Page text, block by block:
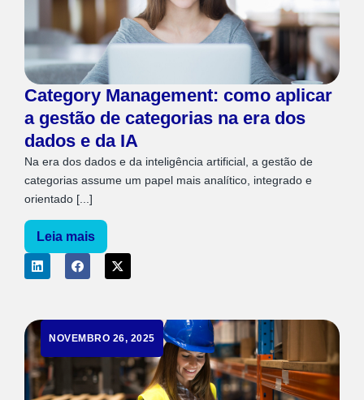
Category Management: como aplicar
a gestão de categorias na era dos
dados e da IA
Na era dos dados e da inteligência artificial, a gestão de
categorias assume um papel mais analítico, integrado e
orientado [...]
Leia mais
NOVEMBRO 26, 2025